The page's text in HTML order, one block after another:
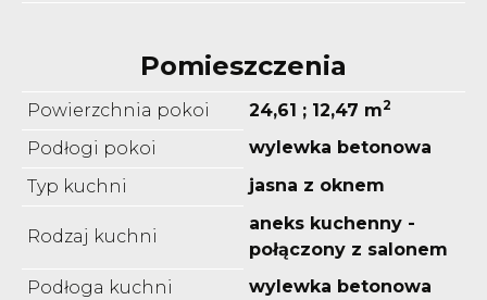
Pomieszczenia
Powierzchnia pokoi 24,61 ; 12,47 m2
Podłogi pokoi
wylewka betonowa
Typ kuchni
jasna z oknem
Rodzaj kuchni
aneks kuchenny -
połączony z salonem
Podłoga kuchni
wylewka betonowa